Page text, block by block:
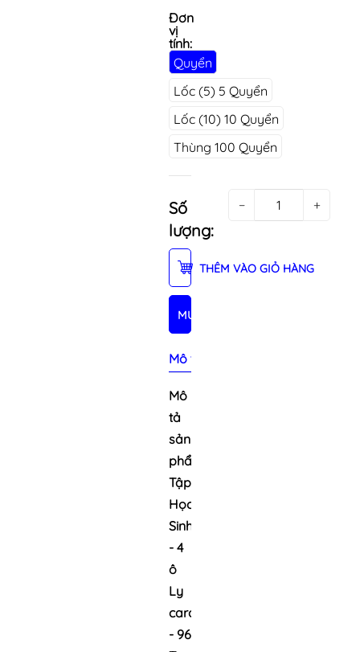
Đơn
vị
tính:
Quyển
Lốc (5) 5 Quyển
Lốc (10) 10 Quyển
Thùng 100 Quyển
Số
lượng:
− +
THÊM VÀO GIỎ HÀNG
MUA NGAY
Mô tả sản phẩm
Mô
tả
sản
phẩm
Tập
Học
Sinh
- 4
ô
Ly
caro
- 96